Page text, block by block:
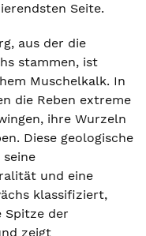
Seite.
aus der die
stammen, ist
Muschelkalk. In
die Reben extreme
ihre Wurzeln
Diese geologische
und eine
klassifiziert,
Spitze der
zeigt